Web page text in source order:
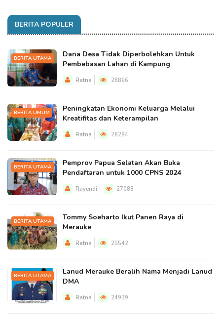
BERITA POPULER
BERITA UTAMA
Dana Desa Tidak Diperbolehkan Untuk
Pembebasan Lahan di Kampung
Ratna 28866
BERITA UMUM
Peningkatan Ekonomi Keluarga Melalui
Kreatifitas dan Keterampilan
Ratna 28284
BERITA UTAMA
Pemprov Papua Selatan Akan Buka
Pendaftaran untuk 1000 CPNS 2024
Rayendi 27088
BERITA UTAMA
Tommy Soeharto Ikut Panen Raya di
Merauke
Ratna 25542
BERITA UTAMA
Lanud Merauke Beralih Nama Menjadi Lanud
DMA
Ratna 24939